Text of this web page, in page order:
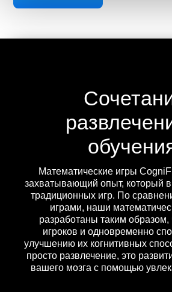
Математические игры
захватывающий опыт, который
традиционных игр. По
играми, наши
разработаны таким образом,
игроков и одновременно
улучшению их когнитивных
просто развлечение, это
вашего мозга с помощью